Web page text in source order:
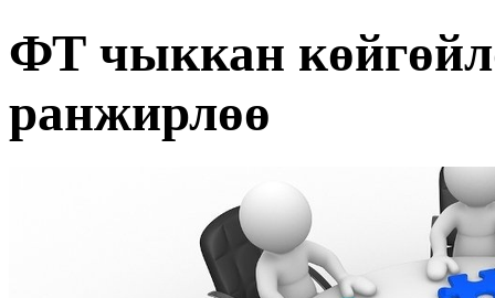
ФТ чыккан
ранжирлөө